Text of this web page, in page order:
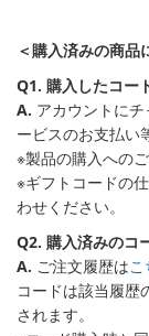
＜購入済みの商品
Q1. 購入したコー
A. アカウントに
ービスのお支払い
※製品の購入への
※ギフトコードの
わせください。
Q2. 購入済みのコ
A. ご注文履歴はこ
コードは該当履歴
されます。